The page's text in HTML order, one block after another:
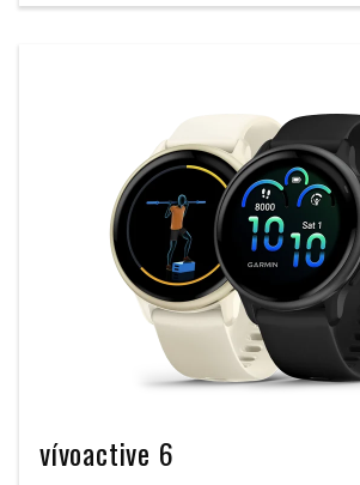
vívoactive 6